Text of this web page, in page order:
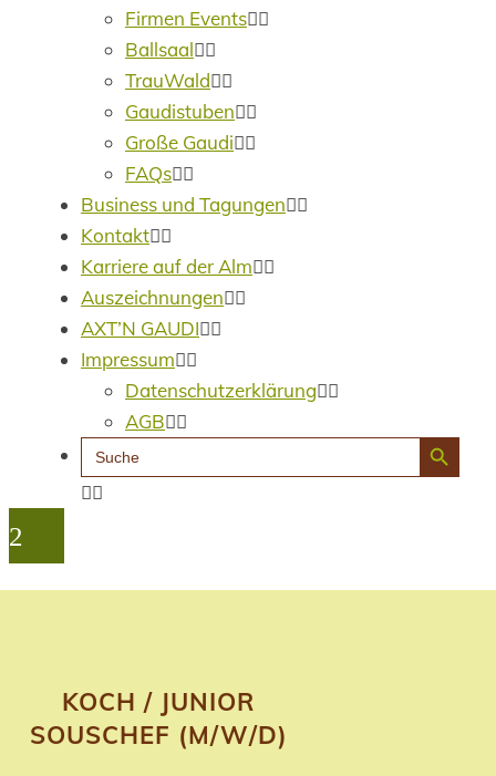
Firmen Events
Ballsaal
TrauWald
Gaudistuben
Große Gaudi
FAQs
Business und Tagungen
Kontakt
Karriere auf der Alm
Auszeichnungen
AXT’N GAUDI
Impressum
Datenschutzerklärung
AGB
Search
for:
Search Button
KOCH / JUNIOR
SOUSCHEF (M/W/D)